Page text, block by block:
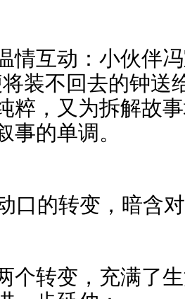
情互动：小伙伴
装不回去的钟送
粹，又为拆解故
事的单调。
口的转变，暗含
个转变，充满了